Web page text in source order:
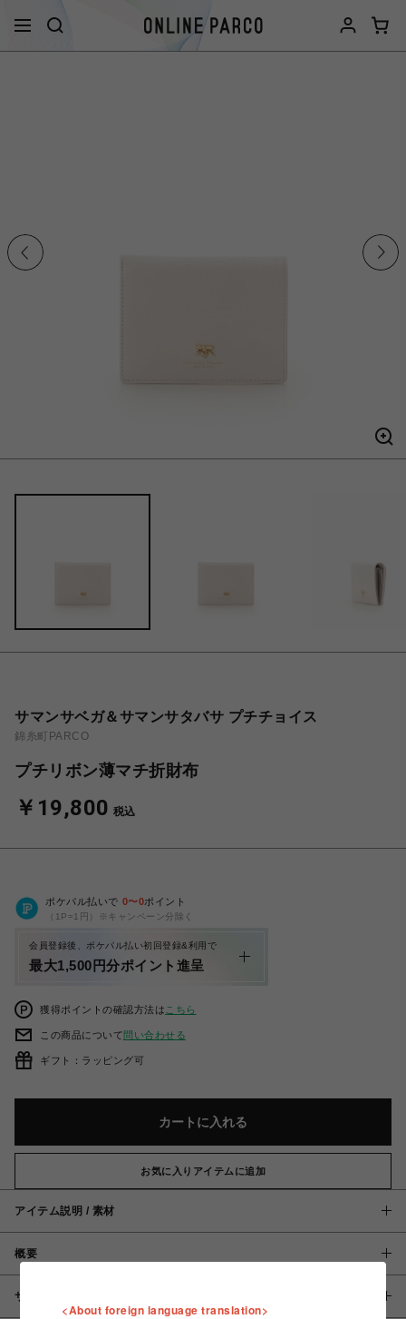
サマンサベガ＆サマンサタバサ プチチョイス
錦糸町PARCO
プチリボン薄マチ折財布
￥19,800 税込
ポケパル払いで 0〜0ポイント
（1P=1円）※キャンペーン分除く
会員登録後、ポケパル払い初回登録&利用で
最大1,500円分ポイント進呈
獲得ポイントの確認方法は こちら
この商品について問い合わせる
ギフト：ラッピング可
カートに入れる
お気に入りアイテムに追加
アイテム説明 / 素材
概要
サイズ
<About foreign language translation>